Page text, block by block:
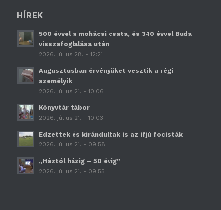
HÍREK
500 évvel a mohácsi csata, és 340 évvel Buda
visszafoglalása után
2026. július 28. - 12:21
Augusztusban érvényüket vesztik a régi
személyik
2026. július 21. - 10:06
Könyvtár tábor
2026. július 21. - 10:03
Edzettek és kirándultak is az ifjú focisták
2026. július 21. - 09:58
„Háztól házig – 50 évig”
2026. július 21. - 09:55